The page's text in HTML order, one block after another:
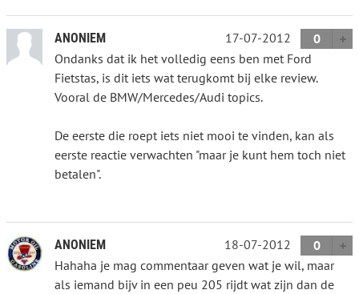
ANONIEM 17-07-2012
0
Ondanks dat ik het volledig eens ben met Ford
Fietstas, is dit iets wat terugkomt bij elke review.
Vooral de BMW/Mercedes/Audi topics.
De eerste die roept iets niet mooi te vinden, kan als
eerste reactie verwachten "maar je kunt hem toch niet
betalen".
ANONIEM 18-07-2012
0
Hahaha je mag commentaar geven wat je wil, maar
als iemand bijv in een peu 205 rijdt wat zijn dan de